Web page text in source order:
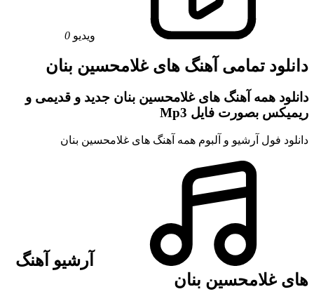
ویدیو 0
دانلود تمامی آهنگ های غلامحسین بنان
دانلود همه آهنگ های غلامحسین بنان جدید و قدیمی و
ریمیکس بصورت فایل Mp3
دانلود فول آرشیو و آلبوم همه آهنگ های غلامحسین بنان
آرشیو آهنگ
های غلامحسین بنان